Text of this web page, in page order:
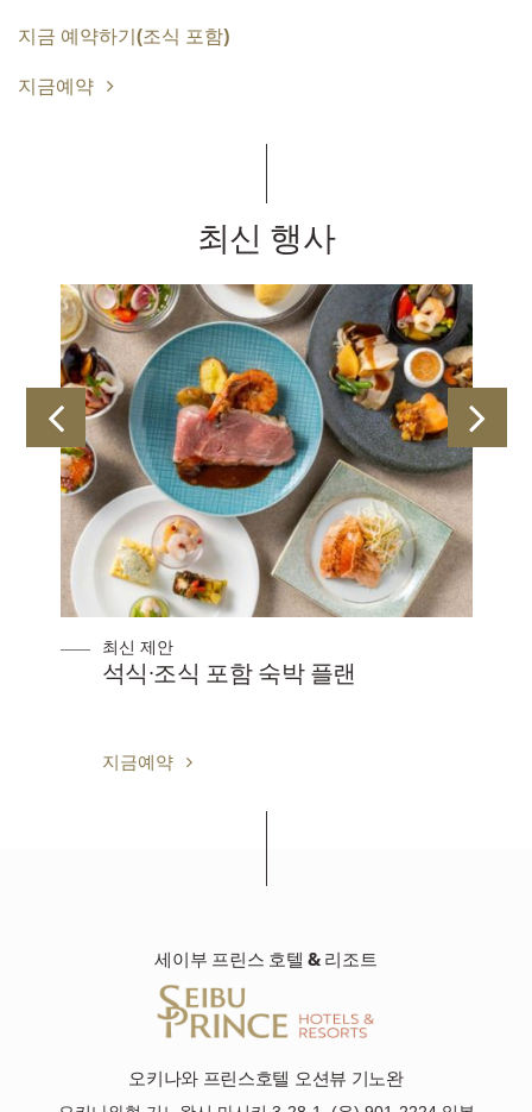
지금 예약하기(조식 포함)
지금예약
최신 행사
최신 제안
석식·조식 포함 숙박 플랜
지금예약
세이부 프린스 호텔 & 리조트
오키나와 프린스호텔 오션뷰 기노완